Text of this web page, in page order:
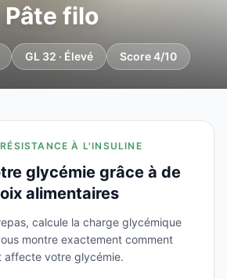
Pâte filo
GL 32 · Élevé Score 4/10
À L'INSULINE
glycémie grâce à de
alimentaires
calcule la charge glycémique
montre exactement comment
affecte votre glycémie.